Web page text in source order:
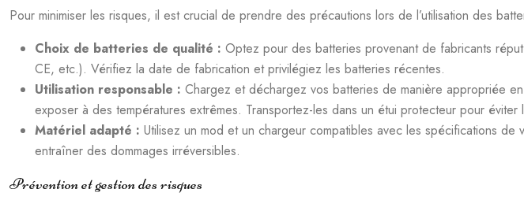
Pour minimiser les risques, il est crucial de prendre des précautions lors de l’utilisation des
Choix de batteries de qualité : Optez pour des batteries provenant de fabricants
CE, etc.). Vérifiez la date de fabrication et privilégiez les batteries récentes.
Utilisation responsable : Chargez et déchargez vos batteries de manière appropriée
exposer à des températures extrêmes. Transportez-les dans un étui protecteur pour
Matériel adapté : Utilisez un mod et un chargeur compatibles avec les spécifications
entraîner des dommages irréversibles.
Prévention et gestion des risques